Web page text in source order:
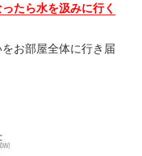
たら水を汲みに行く
お部屋全体に行き届